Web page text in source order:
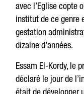
avec l’Eglise copte
institut de ce genre
gestation
dizaine d’années.
Essam El-Kordy, le
déclaré le jour de
était de développer